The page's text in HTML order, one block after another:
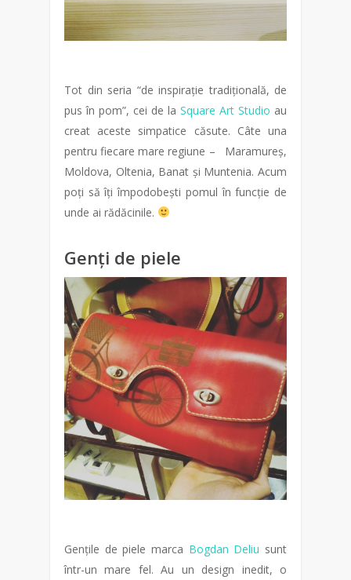
Tot din seria “de inspirație tradițională, de
pus în pom”, cei de la Square Art Studio au
creat aceste simpatice căsute. Câte una
pentru fiecare mare regiune – Maramureș,
Moldova, Oltenia, Banat și Muntenia. Acum
poți să îți împodobești pomul în funcție de
unde ai rădăcinile.
Genți de piele
Gențile de piele marca Bogdan Deliu sunt
într-un mare fel. Au un design inedit, o